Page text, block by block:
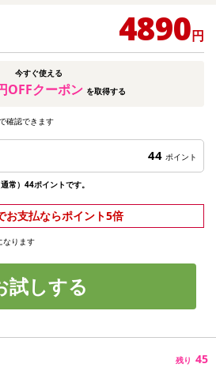
4890円
今すぐ使える
OFFクーポン を取得する
確認できます
44 ポイント
常）44ポイントです。
お支払ならポイント5倍
なります
試しする
残り 45